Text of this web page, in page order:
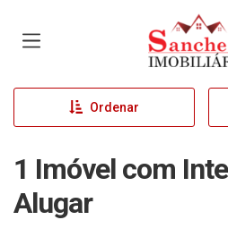
Página
Ordenar
1 Imóvel com
Alugar